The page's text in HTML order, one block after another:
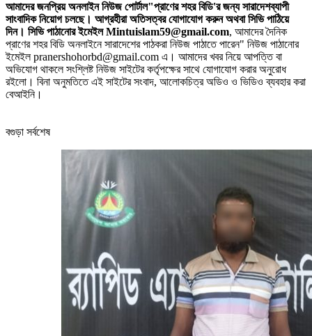
আমাদের জনপ্রিয় অনলাইন নিউজ পোর্টাল"প্রাণের শহর বিডি'র জন্য সারাদেশব্যাপী
সাংবাদিক নিয়োগ চলছে। আগ্রহীরা অতিসত্বর যোগাযোগ করুন অথবা সিভি পাঠিয়ে
দিন। সিভি পাঠানোর ইমেইল Mintuislam59@gmail.com, আমাদের দৈনিক
প্রাণের শহর বিডি অনলাইনে সারাদেশের পাঠকরা নিউজ পাঠাতে পারেন" নিউজ পাঠানোর
ইমেইল pranershohorbd@gmail.com এ। আমাদের খবর নিয়ে আপত্তি বা
অভিযোগ থাকলে সংশ্লিষ্ট নিউজ সাইটের কর্তৃপক্ষের সাথে যোগাযোগ করার অনুরোধ
রইলো। বিনা অনুমতিতে এই সাইটের সংবাদ, আলোকচিত্র অডিও ও ভিডিও ব্যবহার করা
বেআইনি।
বগুড়া সর্বশেষ